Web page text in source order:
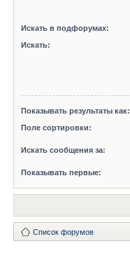
Искать в подфорумах:
Искать:
Показывать результаты как:
Поле сортировки:
Искать сообщения за:
Показывать первые:
Список форумов